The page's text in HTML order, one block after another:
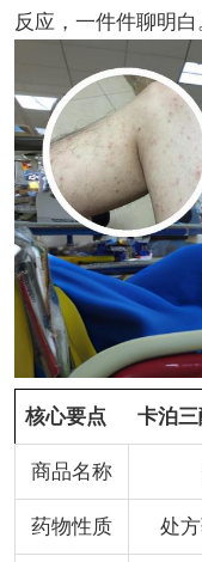
反应，一件件聊明白
核心要点 卡泊
商品名称
药物性质 处